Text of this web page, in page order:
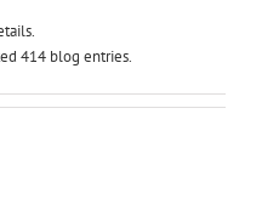
414 blog entries.